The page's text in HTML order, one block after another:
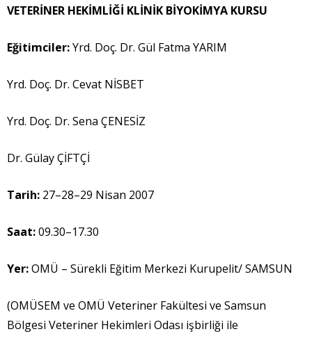
VETERİNER HEKİMLİĞİ KLİNİK BİYOKİMYA KURSU
Eğitimciler:Yrd. Doç. Dr. Gül Fatma YARIM
Yrd. Doç. Dr. Cevat NİSBET
Yrd. Doç. Dr. Sena ÇENESİZ
Dr. Gülay ÇİFTÇİ
Tarih: 27–28–29 Nisan 2007
Saat:09.30–17.30
Yer:OMÜ – Sürekli Eğitim Merkezi Kurupelit/ SAMSUN
(OMÜSEM ve OMÜ Veteriner Fakültesi ve Samsun
Bölgesi Veteriner Hekimleri Odası işbirliği ile